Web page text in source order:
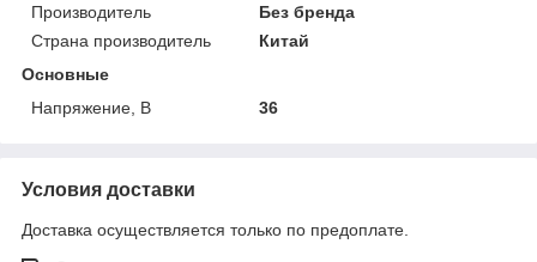
Производитель
Без бренда
Страна производитель
Китай
Основные
Напряжение, В
36
Условия доставки
Доставка осуществляется только по предоплате.